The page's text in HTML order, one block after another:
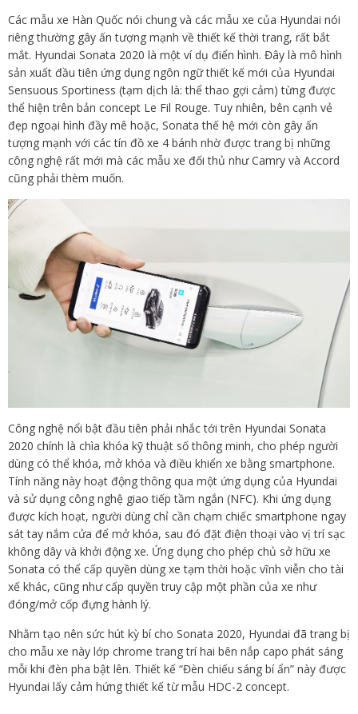
Các mẫu xe Hàn Quốc nói chung và các mẫu xe của Hyundai nói
riêng thường gây ấn tượng mạnh về thiết kế thời trang, rất bắt
mắt. Hyundai Sonata 2020 là một ví dụ điển hình. Đây là mô hình
sản xuất đầu tiên ứng dụng ngôn ngữ thiết kế mới của Hyundai
Sensuous Sportiness (tạm dịch là: thể thao gợi cảm) từng được
thể hiện trên bản concept Le Fil Rouge. Tuy nhiên, bên cạnh vẻ
đẹp ngoại hình đầy mê hoặc, Sonata thế hệ mới còn gây ấn
tượng mạnh với các tín đồ xe 4 bánh nhờ được trang bị những
công nghệ rất mới mà các mẫu xe đối thủ như Camry và Accord
cũng phải thèm muốn.
Công nghệ nổi bật đầu tiên phải nhắc tới trên Hyundai Sonata
2020 chính là chìa khóa kỹ thuật số thông minh, cho phép người
dùng có thể khóa, mở khóa và điều khiển xe bằng smartphone.
Tính năng này hoạt động thông qua một ứng dụng của Hyundai
và sử dụng công nghệ giao tiếp tầm ngắn (NFC). Khi ứng dụng
được kích hoạt, người dùng chỉ cần chạm chiếc smartphone ngay
sát tay nắm cửa để mở khóa, sau đó đặt điện thoại vào vị trí sạc
không dây và khởi động xe. Ứng dụng cho phép chủ sở hữu xe
Sonata có thể cấp quyền dùng xe tạm thời hoặc vĩnh viễn cho tài
xế khác, cũng như cấp quyền truy cập một phần của xe như
đóng/mở cốp đựng hành lý.
Nhằm tạo nên sức hút kỳ bí cho Sonata 2020, Hyundai đã trang bị
cho mẫu xe này lớp chrome trang trí hai bên nắp capo phát sáng
mỗi khi đèn pha bật lên. Thiết kế “Đèn chiếu sáng bí ẩn” này được
Hyundai lấy cảm hứng thiết kế từ mẫu HDC-2 concept.